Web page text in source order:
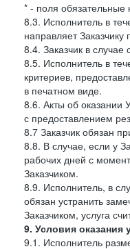
* - поля обязательные
8.3. Исполнитель в
направляет
8.4. Заказчик в случае
8.5. Исполнитель в
критериев,
в печатном виде.
8.6. Акты об оказании
с предоставлением
8.7 Заказчик обязан
8.8. В случае, если у
рабочих дней с
Заказчиком.
8.9. Исполнитель, в
обязан устранить
Заказчиком, услуга
9. Условия
9.1. Исполнитель